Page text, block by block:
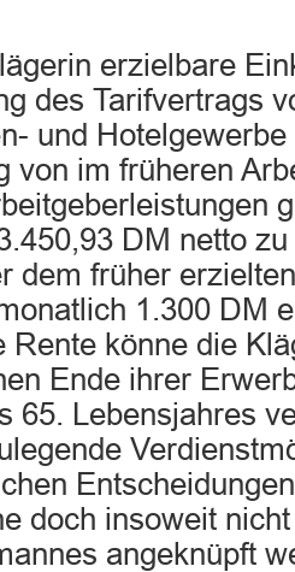
erzielbare
des Tarifvertrags
und
von im früheren
DM netto
dem früher
1.300 DM
Rente könne die
Ende ihrer
65. Lebensjahres
doch insoweit
angeknüpft